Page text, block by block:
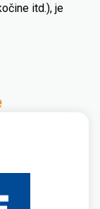
itd.), je